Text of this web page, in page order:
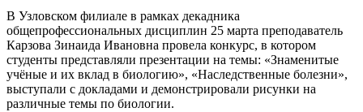
В Узловском филиале в рамках декадника
общепрофессиональных дисциплин 25 марта преподаватель
Карзова Зинаида Ивановна провела конкурс, в котором
студенты представляли презентации на темы: «Знаменитые
учёные и их вклад в биологию», «Наследственные болезни»,
выступали с докладами и демонстрировали рисунки на
различные темы по биологии.